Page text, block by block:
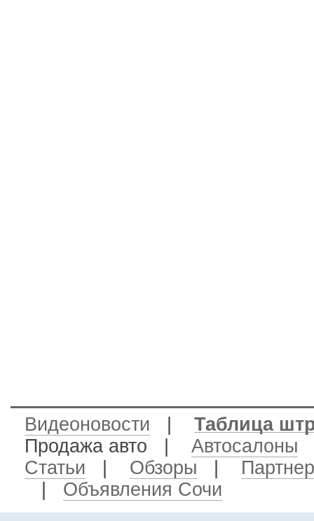
Видеоновости
Таблица
Продажа авто
Автосалоны
Статьи
Обзоры
Объявления Сочи